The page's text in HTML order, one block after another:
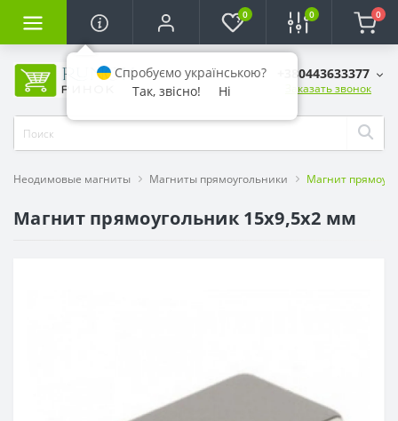
0 0 0
+380443633377
Заказать звонок
Неодимовые магниты Магниты прямоугольники Магнит
Магнит прямоугольник 15х9,5х2 мм
Спробуємо українською?
Так, звісно!
Ні